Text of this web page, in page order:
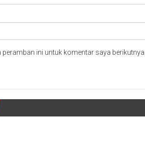
ini untuk komentar saya berikutnya.